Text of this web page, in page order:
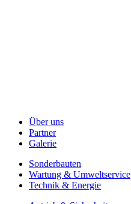
Über uns
Partner
Galerie
Sonderbauten
Wartung & Umweltservice
Technik & Energie